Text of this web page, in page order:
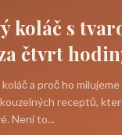
koláč s
čtvrt
a proč ho
receptů,
Není to...